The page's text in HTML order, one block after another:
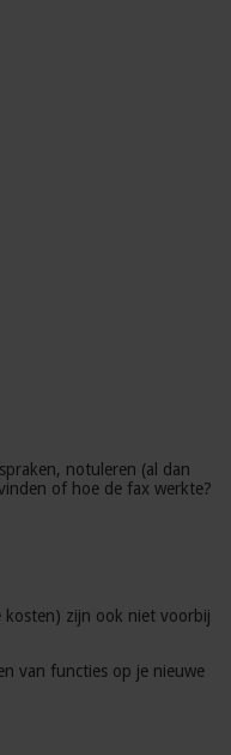
notuleren (al dan
of hoe de fax werkte?
kosten) zijn ook niet voorbij
van functies op je nieuwe